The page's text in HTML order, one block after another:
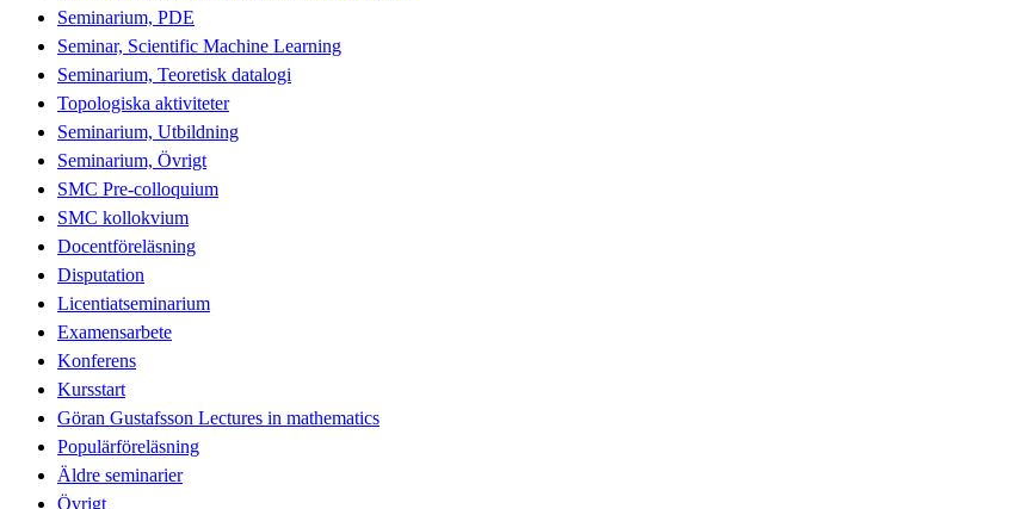
Seminarium, PDE
Seminar, Scientific Machine Learning
Seminarium, Teoretisk datalogi
Topologiska aktiviteter
Seminarium, Utbildning
Seminarium, Övrigt
SMC Pre-colloquium
SMC kollokvium
Docentföreläsning
Disputation
Licentiatseminarium
Examensarbete
Konferens
Kursstart
Göran Gustafsson Lectures in mathematics
Populärföreläsning
Äldre seminarier
Övrigt